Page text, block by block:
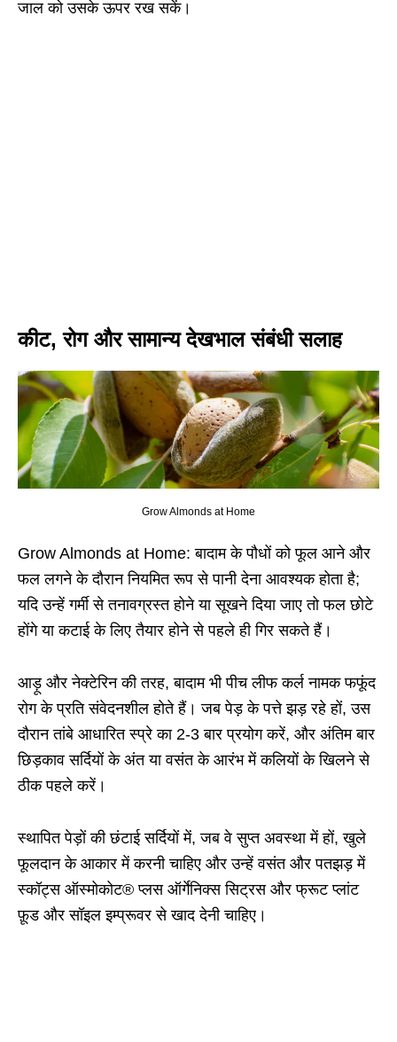
जाल को उसके ऊपर रख सकें।
कीट, रोग और सामान्य देखभाल संबंधी सलाह
Grow Almonds at Home
Grow Almonds at Home: बादाम के पौधों को फूल आने और
फल लगने के दौरान नियमित रूप से पानी देना आवश्यक होता है;
यदि उन्हें गर्मी से तनावग्रस्त होने या सूखने दिया जाए तो फल छोटे
होंगे या कटाई के लिए तैयार होने से पहले ही गिर सकते हैं।
आड़ू और नेक्टेरिन की तरह, बादाम भी पीच लीफ कर्ल नामक फफूंद
रोग के प्रति संवेदनशील होते हैं। जब पेड़ के पत्ते झड़ रहे हों, उस
दौरान तांबे आधारित स्प्रे का 2-3 बार प्रयोग करें, और अंतिम बार
छिड़काव सर्दियों के अंत या वसंत के आरंभ में कलियों के खिलने से
ठीक पहले करें।
स्थापित पेड़ों की छंटाई सर्दियों में, जब वे सुप्त अवस्था में हों, खुले
फूलदान के आकार में करनी चाहिए और उन्हें वसंत और पतझड़ में
स्कॉट्स ऑस्मोकोट® प्लस ऑर्गेनिक्स सिट्रस और फ्रूट प्लांट
फ़ूड और सॉइल इम्प्रूवर से खाद देनी चाहिए।